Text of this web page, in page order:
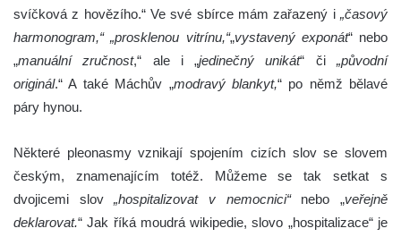
svíčková z hovězího.“ Ve své sbírce mám zařazený i „časový
harmonogram,“ „prosklenou vitrínu,“„vystavený exponát“ nebo
„manuální zručnost,“ ale i „jedinečný unikát“ či„původní
originál.“ A také Máchův „modravý blankyt,“ po němž bělavé
páry hynou.
Některé pleonasmy vznikají spojením cizích slov se slovem
českým, znamenajícím totéž. Můžeme se tak setkat s
dvojicemi slov„hospitalizovat v nemocnici“nebo „veřejně
deklarovat.“ Jak říká moudrá wikipedie, slovo „hospitalizace“ je